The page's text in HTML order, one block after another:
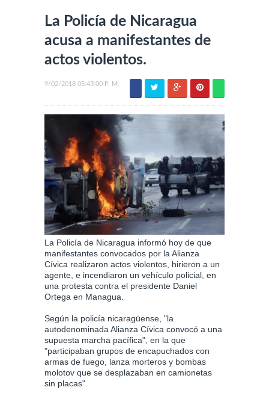
La Policía de Nicaragua
acusa a manifestantes de
actos violentos.
9/02/2018 05:43:00 P. M.
La Policía de Nicaragua informó hoy de que
manifestantes convocados por la Alianza
Cívica realizaron actos violentos, hirieron a un
agente, e incendiaron un vehículo policial, en
una protesta contra el presidente Daniel
Ortega en Managua.
Según la policía nicaragüense, "la
autodenominada Alianza Cívica convocó a una
supuesta marcha pacífica", en la que
"participaban grupos de encapuchados con
armas de fuego, lanza morteros y bombas
molotov que se desplazaban en camionetas
sin placas".